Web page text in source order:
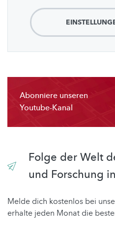
Abonniere unseren
Youtube-Kanal
Folge der Welt
und Forschung
Melde dich kostenlos bei
erhalte jeden Monat die